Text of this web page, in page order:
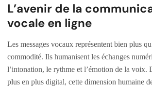
L’avenir de la
vocale en ligne
Les messages vocaux représentent bien plus
commodité. Ils humanisent les échanges
l’intonation, le rythme et l’émotion de la voix.
plus en plus digital, cette dimension humaine